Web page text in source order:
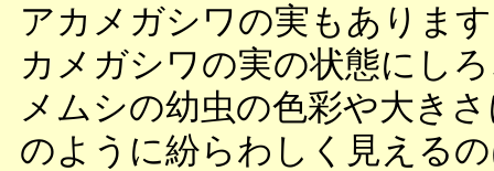
アカメガシワの実もありま
カメガシワの実の状態にし
メムシの幼虫の色彩や大き
のように紛らわしく見える